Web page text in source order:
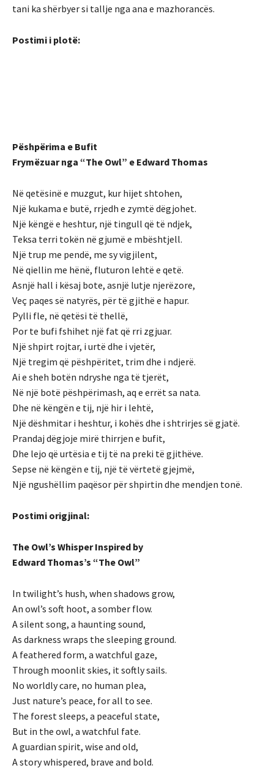
tani ka shërbyer si tallje nga ana e mazhorancës.
Postimi i plotë:
Pëshpërima e Bufit
Frymëzuar nga “The Owl” e Edward Thomas
Në qetësinë e muzgut, kur hijet shtohen,
Një kukama e butë, rrjedh e zymtë dëgjohet.
Një këngë e heshtur, një tingull që të ndjek,
Teksa terri tokën në gjumë e mbështjell.
Një trup me pendë, me sy vigjilent,
Në qiellin me hënë, fluturon lehtë e qetë.
Asnjë hall i kësaj bote, asnjë lutje njerëzore,
Veç paqes së natyrës, për të gjithë e hapur.
Pylli fle, në qetësi të thellë,
Por te bufi fshihet një fat që rri zgjuar.
Një shpirt rojtar, i urtë dhe i vjetër,
Një tregim që pëshpëritet, trim dhe i ndjerë.
Ai e sheh botën ndryshe nga të tjerët,
Në një botë pëshpërimash, aq e errët sa nata.
Dhe në këngën e tij, një hir i lehtë,
Një dëshmitar i heshtur, i kohës dhe i shtrirjes së gjatë.
Prandaj dëgjoje mirë thirrjen e bufit,
Dhe lejo që urtësia e tij të na preki të gjithëve.
Sepse në këngën e tij, një të vërtetë gjejmë,
Një ngushëllim paqësor për shpirtin dhe mendjen tonë.
Postimi origjinal:
The Owl’s Whisper Inspired by
Edward Thomas’s “The Owl”
In twilight’s hush, when shadows grow,
An owl’s soft hoot, a somber flow.
A silent song, a haunting sound,
As darkness wraps the sleeping ground.
A feathered form, a watchful gaze,
Through moonlit skies, it softly sails.
No worldly care, no human plea,
Just nature’s peace, for all to see.
The forest sleeps, a peaceful state,
But in the owl, a watchful fate.
A guardian spirit, wise and old,
A story whispered, brave and bold.